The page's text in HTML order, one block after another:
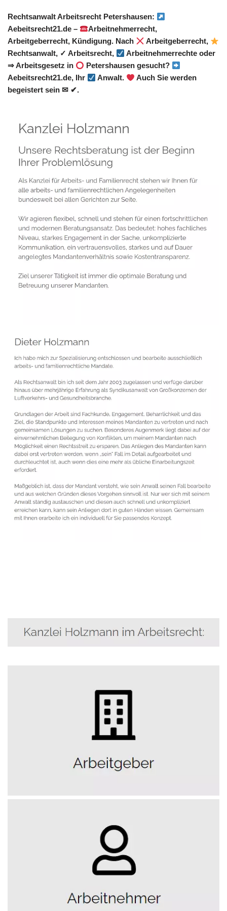
Rechtsanwalt Arbeitsrecht Petershausen:
Aebeitsrecht21.de –
Arbeitnehmerrecht,
Arbeitgeberrecht, Kündigung. Nach
Arbeitgeberrecht,
Rechtsanwalt, ✓ Arbeitsrecht,
Arbeitnehmerrechte oder
⇒ Arbeitsgesetz in
Petershausen gesucht?
Aebeitsrecht21.de, Ihr
Anwalt.
Auch Sie werden
begeistert sein ✉ ✔.